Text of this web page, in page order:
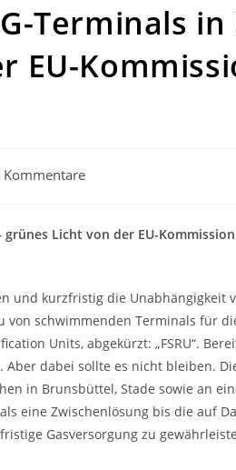
Terminals
EU-
Kommentare
Licht von der EU-
und kurzfristig die Unabhängigkeit
schwimmenden Terminals für
Units, abgekürzt: „FSRU“.
dabei sollte es nicht bleiben.
in Brunsbüttel, Stade sowie an
eine Zwischenlösung bis die auf
Gasversorgung zu